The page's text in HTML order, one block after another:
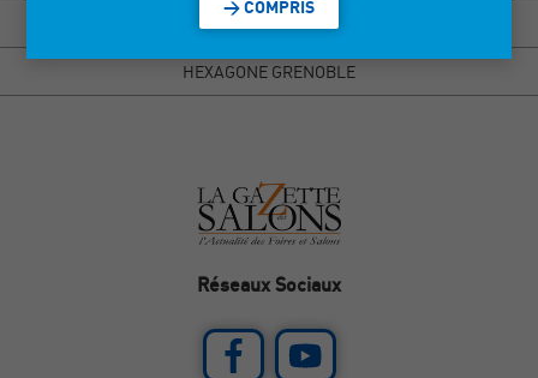
HEXAGONE RENNES
HEXAGONE GRENOBLE
Réseaux Sociaux
> COMPRIS